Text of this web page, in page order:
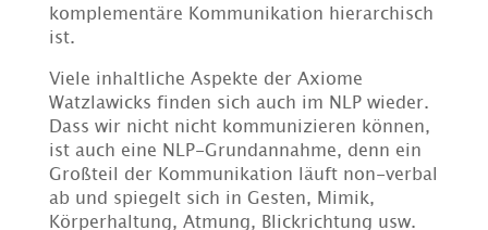
komplementäre Kommunikation hierarchisch
ist.
Viele inhaltliche Aspekte der Axiome
Watzlawicks finden sich auch im NLP wieder.
Dass wir nicht nicht kommunizieren können,
ist auch eine NLP-Grundannahme, denn ein
Großteil der Kommunikation läuft non-verbal
ab und spiegelt sich in Gesten, Mimik,
Körperhaltung, Atmung, Blickrichtung usw.